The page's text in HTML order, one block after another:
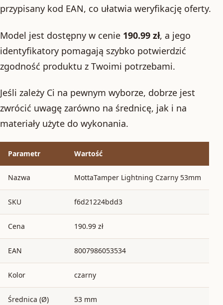
przypisany kod EAN, co ułatwia weryfikację oferty.
Model jest dostępny w cenie 190.99 zł, a jego
identyfikatory pomagają szybko potwierdzić
zgodność produktu z Twoimi potrzebami.
Jeśli zależy Ci na pewnym wyborze, dobrze jest
zwrócić uwagę zarówno na średnicę, jak i na
materiały użyte do wykonania.
Parametr Wartość
Nazwa MottaTamper Lightning Czarny 53mm
SKU f6d21224bdd3
Cena 190.99 zł
EAN 8007986053534
Kolor czarny
Średnica (Ø) 53 mm